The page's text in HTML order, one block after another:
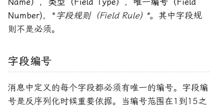
Number)，*字段规则（Field Rule) *。其中字段规
则不是必须。
字段编号
消息中定义的每个字段都必须有唯一的编号。字段编
号是反序列化时候重要依据。当编号范围在1到15之